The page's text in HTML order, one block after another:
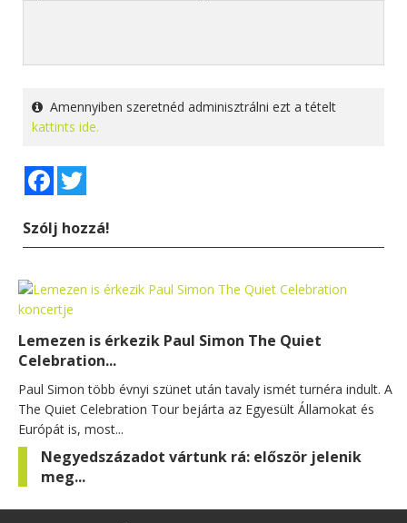
Amennyiben szeretnéd adminisztrálni ezt a tételt
kattints ide.
Facebook
Szólj hozzá!
Lemezen is érkezik Paul Simon The Quiet
Celebration...
Paul Simon több évnyi szünet után tavaly ismét turnéra indult. A
The Quiet Celebration Tour bejárta az Egyesült Államokat és
Európát is, most...
Negyedszázadot vártunk rá: először jelenik
meg...